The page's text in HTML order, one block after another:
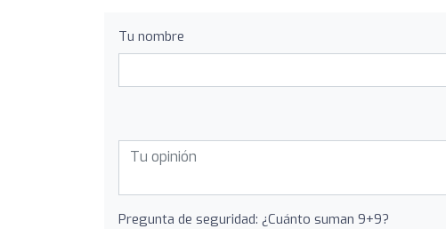
Tu nombre
Pregunta de seguridad: ¿Cuánto suman 9+9?